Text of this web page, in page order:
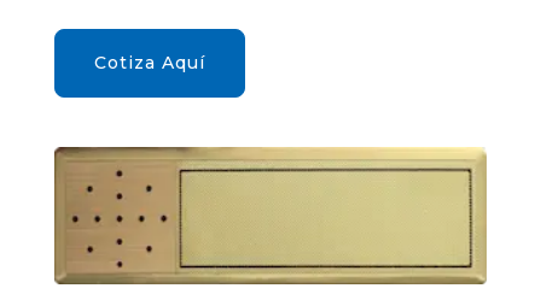
Cotiza Aquí